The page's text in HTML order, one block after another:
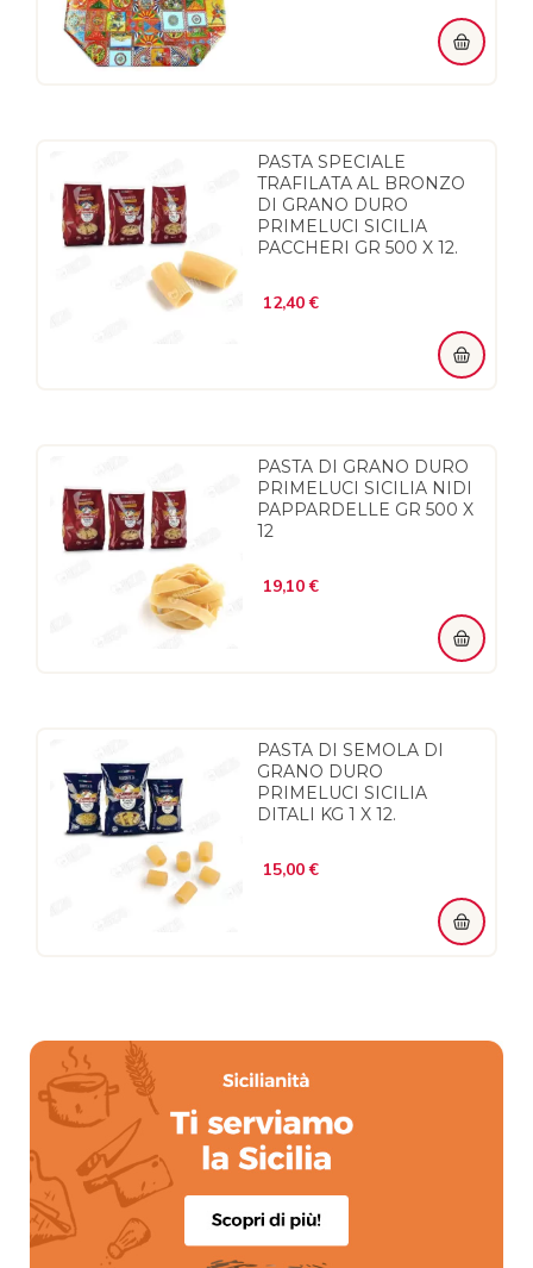
PASTA SPECIALE
TRAFILATA AL BRONZO
DI GRANO DURO
PRIMELUCI SICILIA
PACCHERI GR 500 X 12.
12,40 €
PASTA DI GRANO DURO
PRIMELUCI SICILIA NIDI
PAPPARDELLE GR 500 X
12
19,10 €
PASTA DI SEMOLA DI
GRANO DURO
PRIMELUCI SICILIA
DITALI KG 1 X 12.
15,00 €